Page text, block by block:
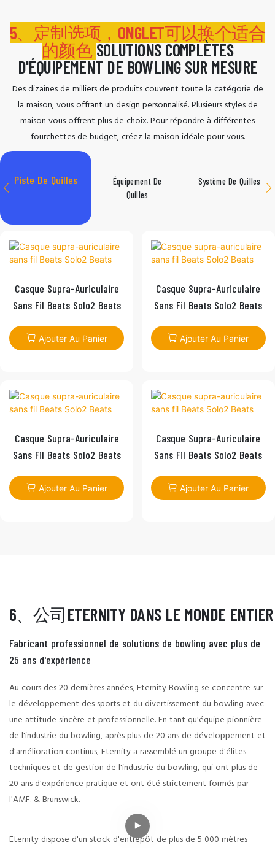
5、定制选项，ONGLET可以换个适合
的颜色SOLUTIONS COMPLÈTES
D'ÉQUIPEMENT DE BOWLING SUR MESURE
Des dizaines de milliers de produits couvrent toute la catégorie de
la maison, vous offrant un design personnalisé. Plusieurs styles de
maison vous offrent plus de choix. Pour répondre à différentes
fourchettes de budget, créez la maison idéale pour vous.
Piste De Quilles
Équipement De
Quilles
Système De Quilles
Casque Supra-Auriculaire
Sans Fil Beats Solo2 Beats
Ajouter Au Panier
Casque Supra-Auriculaire
Sans Fil Beats Solo2 Beats
Ajouter Au Panier
Casque Supra-Auriculaire
Sans Fil Beats Solo2 Beats
Ajouter Au Panier
Casque Supra-Auriculaire
Sans Fil Beats Solo2 Beats
Ajouter Au Panier
6、公司ETERNITY DANS LE MONDE ENTIER
Fabricant professionnel de solutions de bowling avec plus de
25 ans d'expérience
Au cours des 20 dernières années, Eternity Bowling se concentre sur
le développement des sports et du divertissement du bowling avec
une attitude sincère et professionnelle. En tant qu'équipe pionnière
de l'industrie du bowling, après plus de 20 ans de développement et
d'amélioration continus, Eternity a rassemblé un groupe d'élites
techniques et de gestion de l'industrie du bowling, qui ont plus de
20 ans d'expérience pratique et ont été strictement formés par
l'AMF. & Brunswick.
Eternity dispose d'un stock d'entrepôt de plus de 5 000 mètres